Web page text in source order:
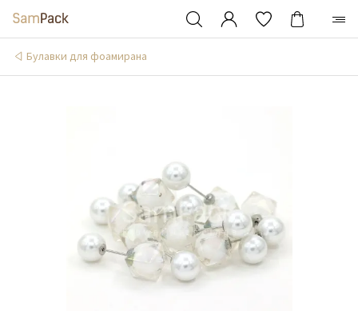
Булавки для фоамирана